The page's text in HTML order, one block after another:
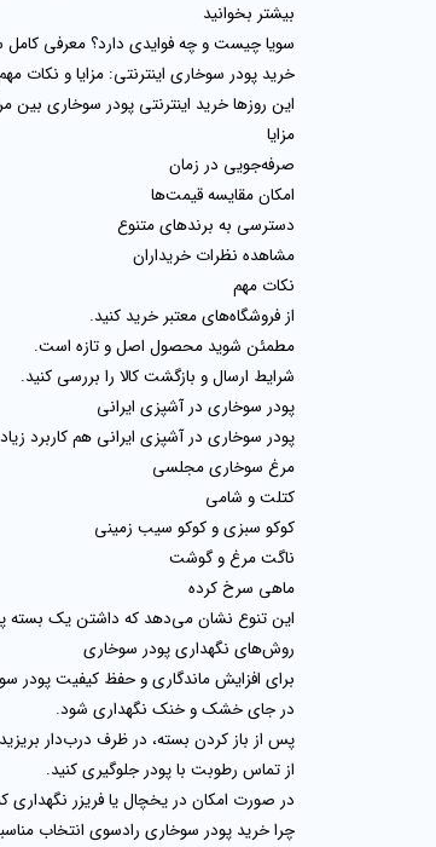
بیشتر بخوانید
سویا چیست و چه فوایدی دارد؟ معرفی کامل
خرید پودر سوخاری اینترنتی: مزایا و نکات
این روزها خرید اینترنتی پودر سوخاری بین
مزایا
صرفه‌جویی در زمان
امکان مقایسه قیمت‌ها
دسترسی به برندهای متنوع
مشاهده نظرات خریداران
نکات مهم
از فروشگاه‌های معتبر خرید کنید.
مطمئن شوید محصول اصل و تازه است.
شرایط ارسال و بازگشت کالا را بررسی کنید.
پودر سوخاری در آشپزی ایرانی
پودر سوخاری در آشپزی ایرانی هم کاربرد
مرغ سوخاری مجلسی
کتلت و شامی
کوکو سبزی و کوکو سیب‌ زمینی
ناگت مرغ و گوشت
ماهی سرخ‌ کرده
این تنوع نشان می‌دهد که داشتن یک بسته
روش‌های نگهداری پودر سوخاری
برای افزایش ماندگاری و حفظ کیفیت پودر
در جای خشک و خنک نگهداری شود.
پس از باز کردن بسته، در ظرف درب‌دار
از تماس رطوبت با پودر جلوگیری کنید.
در صورت امکان در یخچال یا فریزر نگهداری
چرا خرید پودر سوخاری رادسوی انتخاب